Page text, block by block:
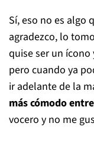
Sí, eso no es algo
agradezco, lo
quise ser un ícono
pero cuando ya
ir adelante de la
más cómodo
vocero y no me